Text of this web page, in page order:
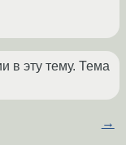
в эту тему. Тема
→